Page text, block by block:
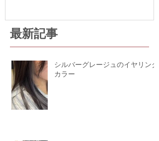
最新記事
シルバーグレージュのイヤリング
カラー